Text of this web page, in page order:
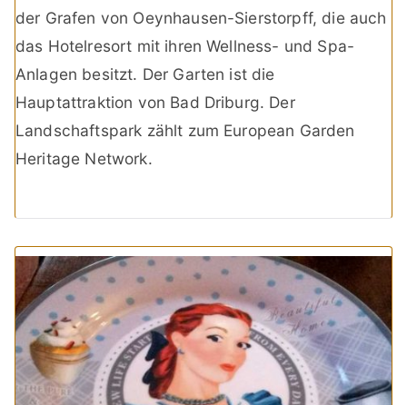
der Grafen von Oeynhausen-Sierstorpff, die auch
das Hotelresort mit ihren Wellness- und Spa-
Anlagen besitzt. Der Garten ist die
Hauptattraktion von Bad Driburg. Der
Landschaftspark zählt zum European Garden
Heritage Network.